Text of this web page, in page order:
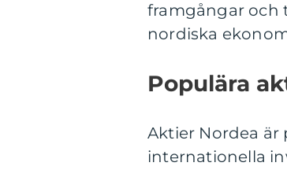
framgångar och
nordiska
Populära
Aktier Nordea är
internationella